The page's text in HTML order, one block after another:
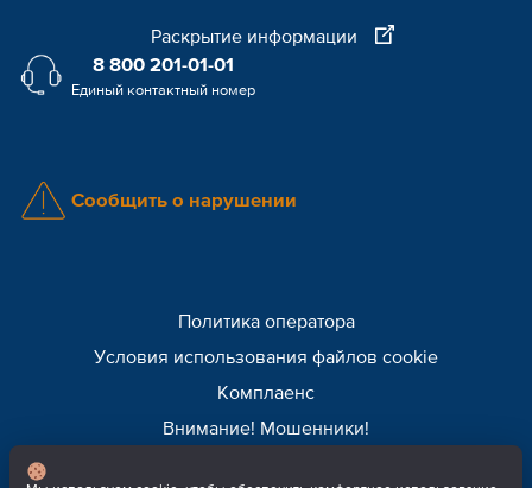
Политика оператора
Условия использования файлов cookie
Комплаенс
Внимание! Мошенники!
8 800 201-01-01
Единый контактный номер
Сообщить о нарушении
Раскрытие информации